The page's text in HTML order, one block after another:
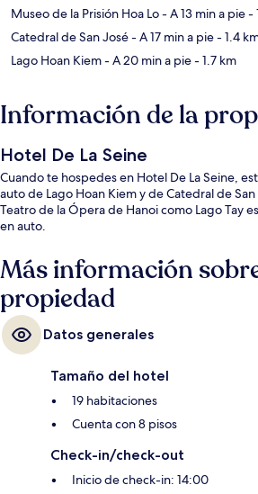
Museo de la Prisión Hoa Lo- A 13 min a pie-
Catedral de San José- A 17 min a pie- 1.4
Lago Hoan Kiem- A 20 min a pie- 1.7 km
Información de la
Hotel De La Seine
Cuando te hospedes en Hotel De La Seine,
auto de Lago Hoan Kiem y de Catedral de
Teatro de la Ópera de Hanoi como Lago Tay
en auto.
Más información
propiedad
Datos generales
Tamaño del hotel
19 habitaciones
Cuenta con 8 pisos
Check-in/check-out
Inicio de check-in: 14:00